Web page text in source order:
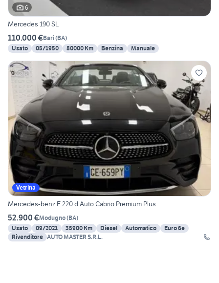
6
Mercedes 190 SL
110.000 €Bari(BA)
Usato
05/1950 80000 Km Benzina Manuale
Vetrina
Mercedes-benz E 220 d Auto Cabrio Premium Plus
52.900 €Modugno(BA)
Usato
09/2021 35900 Km Diesel Automatico
Euro 6e
Rivenditore AUTO MASTER S.R.L.